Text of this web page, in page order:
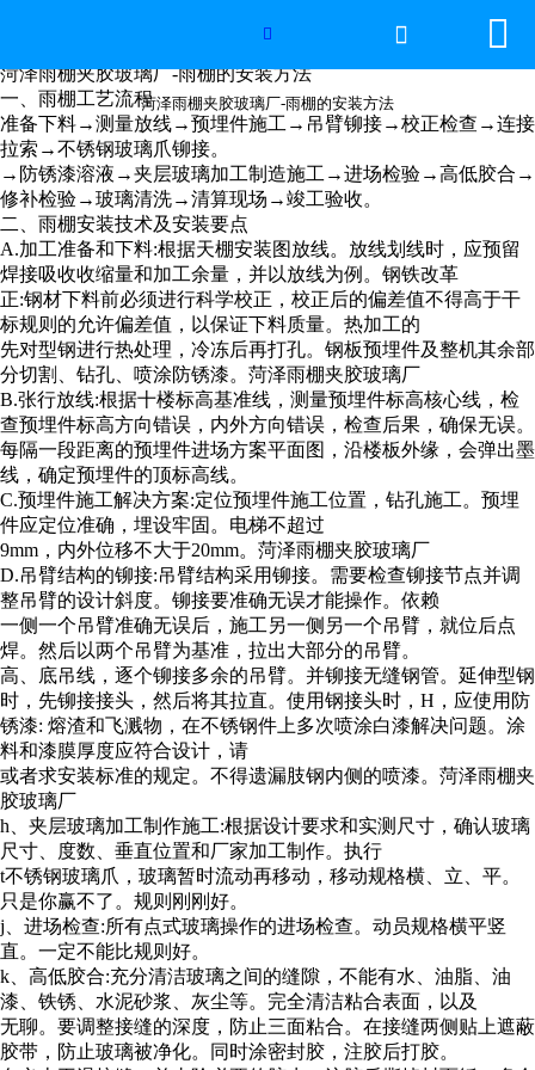
网站首页
新闻中心
工程案例
厂房设备
视频中心
联系我们

菏泽雨棚夹胶玻璃厂-雨棚的安装方法
 
菏泽雨棚夹胶玻璃厂-雨棚的安装方法
菏泽雨棚夹胶玻璃厂-雨棚的安装方法
一、雨棚工艺流程
准备下料→测量放线→预埋件施工→吊臂铆接→校正检查→连接
拉索→不锈钢玻璃爪铆接。
→防锈漆溶液→夹层玻璃加工制造施工→进场检验→高低胶合→
修补检验→玻璃清洗→清算现场→竣工验收。
二、雨棚安装技术及安装要点
A.加工准备和下料:根据天棚安装图放线。放线划线时，应预留
焊接吸收收缩量和加工余量，并以放线为例。钢铁改革
正:钢材下料前必须进行科学校正，校正后的偏差值不得高于干
标规则的允许偏差值，以保证下料质量。热加工的
先对型钢进行热处理，冷冻后再打孔。钢板预埋件及整机其余部
分切割、钻孔、喷涂防锈漆。菏泽雨棚夹胶玻璃厂
B.张行放线:根据十楼标高基准线，测量预埋件标高核心线，检
查预埋件标高方向错误，内外方向错误，检查后果，确保无误。
每隔一段距离的预埋件进场方案平面图，沿楼板外缘，会弹出墨
线，确定预埋件的顶标高线。
C.预埋件施工解决方案:定位预埋件施工位置，钻孔施工。预埋
件应定位准确，埋设牢固。电梯不超过
9mm，内外位移不大于20mm。菏泽雨棚夹胶玻璃厂
D.吊臂结构的铆接:吊臂结构采用铆接。需要检查铆接节点并调
整吊臂的设计斜度。铆接要准确无误才能操作。依赖
一侧一个吊臂准确无误后，施工另一侧另一个吊臂，就位后点
焊。然后以两个吊臂为基准，拉出大部分的吊臂。
高、底吊线，逐个铆接多余的吊臂。并铆接无缝钢管。延伸型钢
时，先铆接接头，然后将其拉直。使用钢接头时，H，应使用防
锈漆: 熔渣和飞溅物，在不锈钢件上多次喷涂白漆解决问题。涂
料和漆膜厚度应符合设计，请
或者求安装标准的规定。不得遗漏肢钢内侧的喷漆。菏泽雨棚夹
胶玻璃厂
h、夹层玻璃加工制作施工:根据设计要求和实测尺寸，确认玻璃
尺寸、度数、垂直位置和厂家加工制作。执行
t不锈钢玻璃爪，玻璃暂时流动再移动，移动规格横、立、平。
只是你赢不了。规则刚刚好。
j、进场检查:所有点式玻璃操作的进场检查。动员规格横平竖
直。一定不能比规则好。
k、高低胶合:充分清洁玻璃之间的缝隙，不能有水、油脂、油
漆、铁锈、水泥砂浆、灰尘等。完全清洁粘合表面，以及
无聊。要调整接缝的深度，防止三面粘合。在接缝两侧贴上遮蔽
胶带，防止玻璃被净化。同时涂密封胶，注胶后打胶。